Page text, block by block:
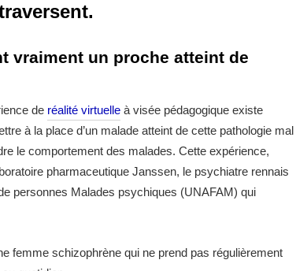
vraiment un proche atteint de
de réalité virtuelle à visée pédagogique existe
à la place d’un malade atteint de cette pathologie mal
le comportement des malades. Cette expérience,
pharmaceutique Janssen, le psychiatre rennais
personnes Malades psychiques (UNAFAM) qui